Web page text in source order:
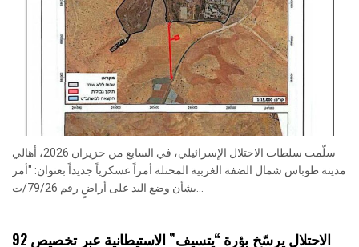
سلّمت سلطات الاحتلال الإسرائيلي، في السابع من حزيران 2026، أهالي
مدينة طوباس شمال الضفة الغربية المحتلة أمراً عسكرياً جديداً بعنوان: "أمر
بشأن وضع اليد على أراضٍ رقم 79/26/ت...
الاحتلال يرسّخ بؤرة “يتسيف” الاستيطانية عبر تخصيص 92